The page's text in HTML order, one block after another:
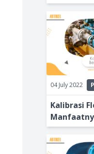
04 July 2022
Kalibrasi